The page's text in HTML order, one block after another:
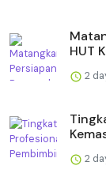
HUT
2
2